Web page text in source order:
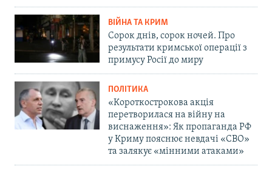
ВІЙНА ТА КРИМ
Сорок днів, сорок ночей. Про
результати кримської операції з
примусу Росії до миру
ПОЛІТИКА
«Короткострокова акція
перетворилася на війну на
виснаження»: Як пропаганда РФ
у Криму пояснює невдачі «СВО»
та залякує «мінними атаками»